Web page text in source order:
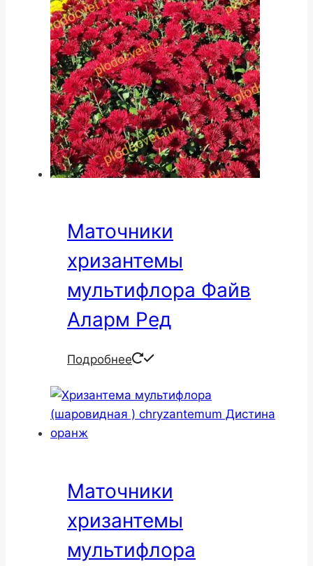
Маточники
хризантемы
мультифлора Файв
Аларм Ред
Подробнее
Маточники
хризантемы
мультифлора